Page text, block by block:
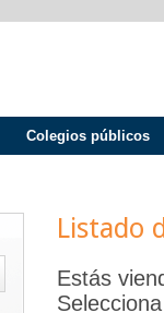
Colegios públicos
Listado
Estás